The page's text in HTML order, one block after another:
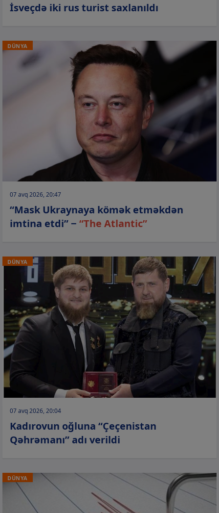
İsveçdə iki rus turist saxlanıldı
DÜNYA
07 avq 2026, 20:47
“Mask Ukraynaya kömək etməkdən
imtina etdi” − “The Atlantic”
DÜNYA
07 avq 2026, 20:04
Kadırovun oğluna “Çeçenistan
Qəhrəmanı” adı verildi
DÜNYA